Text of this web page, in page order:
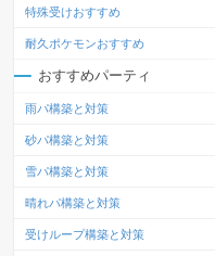
特殊受けおすすめ
耐久ポケモンおすすめ
おすすめパーティ
雨パ構築と対策
砂パ構築と対策
雪パ構築と対策
晴れパ構築と対策
受けループ構築と対策